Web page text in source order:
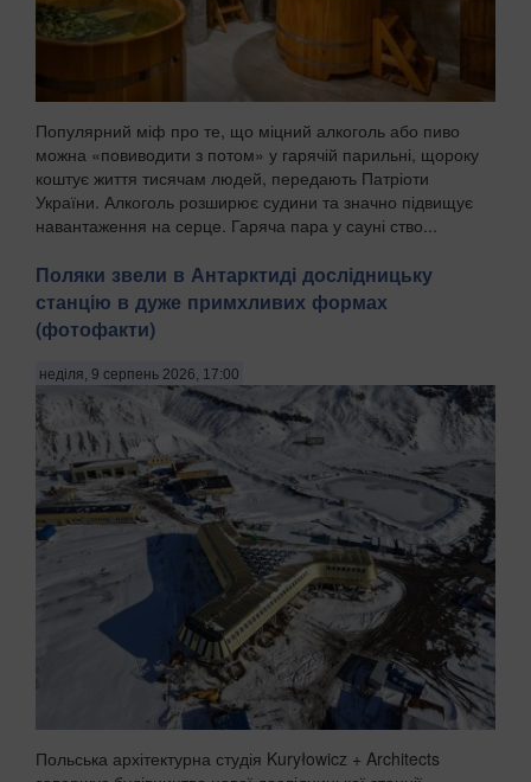
Популярний міф про те, що міцний алкоголь або пиво
можна «повиводити з потом» у гарячій парильні, щороку
коштує життя тисячам людей, передають Патріоти
України. Алкоголь розширює судини та значно підвищує
навантаження на серце. Гаряча пара у сауні ство...
Поляки звели в Антарктиді дослідницьку
станцію в дуже примхливих формах
(фотофакти)
неділя, 9 серпень 2026, 17:00
Польська архітектурна студія Kuryłowicz + Architects